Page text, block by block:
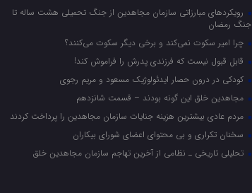
رویکرد‌های مبارزاتی سازمان مجاهدین از جنگ تحمیلی هشت ساله تا
جنگ رمضان
چرا امیر سکوت نمی‌کند و برخی دیگر سکوت می‌کنند؟
قابل قبول نیست که فرزندی پدرش را فراموش کند!
کودکی در درون حصار ایدئولوژیک مسعود و مریم رجوی
مجاهدین خلق این گونه بودند – قسمت شانزدهم
مردم عادی بیشترین هزینه جنایات سازمان مجاهدین را پرداخت کردند
سخنان تکراری و بی محتوای اعضای شورای بیکاران
تحلیلی تاریخی ـ نظامی از آخرین تهاجم سازمان مجاهدین خلق